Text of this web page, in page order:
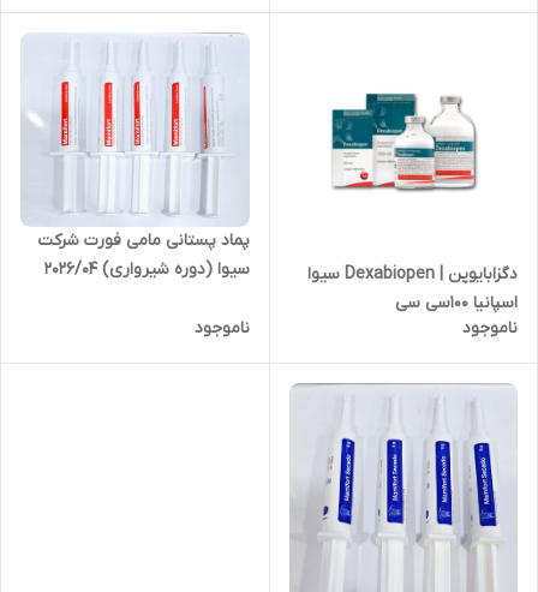
دگزابایوپن | Dexabiopen سیوا
اسپانیا ۱۰۰سی سی
ناموجود
پماد پستانی مامی فورت شرکت
سیوا (دوره شیرواری) 2026/04
ناموجود